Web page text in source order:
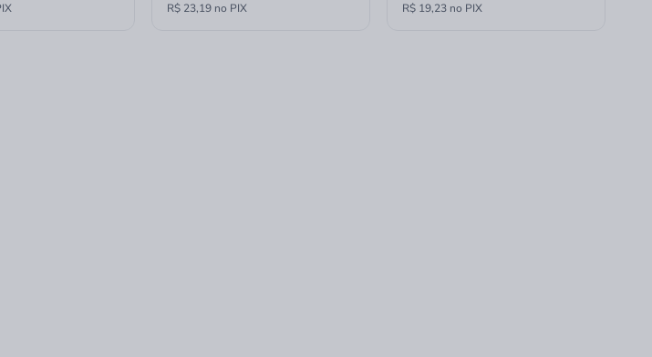
R$ 23,19 no PIX R$ 19,23 no PIX